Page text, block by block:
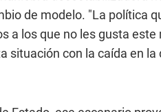
de modelo. "La política
a los que no les gusta
situación con la caída en